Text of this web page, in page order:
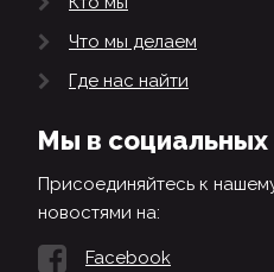
Что мы делаем
Где нас найти
Мы в социальных
Присоединяйтесь к
новостями на:
Facebook